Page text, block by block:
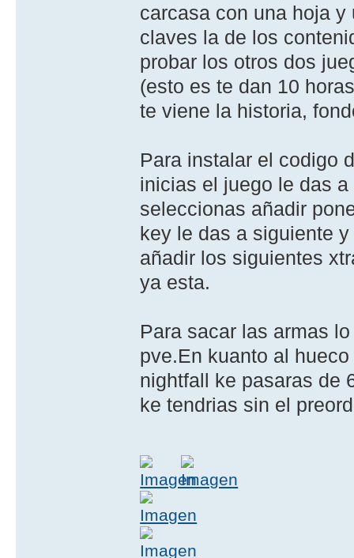
carcasa con una hoja
claves la de los
probar los otros dos
(esto es te dan 10
te viene la historia,
Para instalar el codigo
inicias el juego le das
seleccionas añadir
key le das a siguiente
añadir los siguientes
ya esta.
Para sacar las armas
pve.En kuanto al
nightfall ke pasaras de
ke tendrias sin el